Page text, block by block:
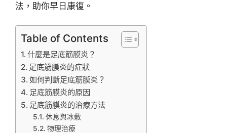
法，助你早日康復。
Table of Contents
什麼是足底筋膜炎？
足底筋膜炎的症狀
如何判斷足底筋膜炎？
足底筋膜炎的原因
足底筋膜炎的治療方法
休息與冰敷
物理治療